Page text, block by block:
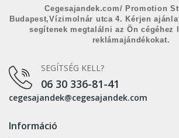
Cegesajandek.com/ Promotion
Budapest,Vízimolnár utca 4. Kérjen
segítenek megtalálni az Ön
reklámajándékokat.
SEGÍTSÉG KELL?
06 30 336-81-41
cegesajandek@cegesajandek.com
Információ